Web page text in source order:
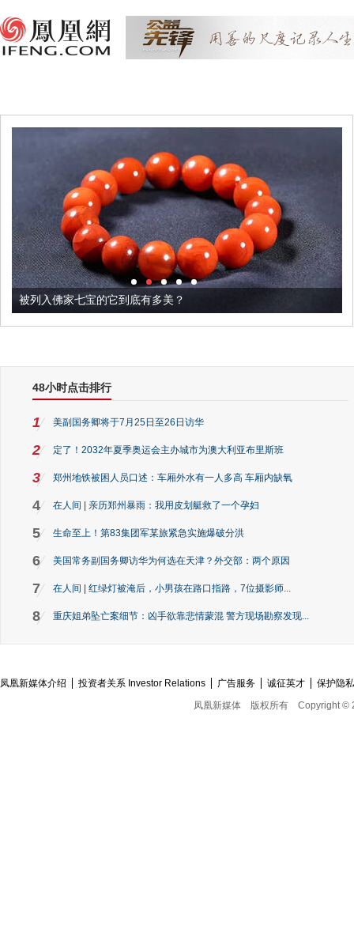
被列入佛家七宝的它到底有多美？
48小时点击排行
1 美副国务卿将于7月25日至26日访华
2 定了！2032年夏季奥运会主办城市为澳大利亚布里斯班
3 郑州地铁被困人员口述：车厢外水有一人多高 车厢内缺氧
4 在人间 | 亲历郑州暴雨：我用皮划艇救了一个孕妇
5 生命至上！第83集团军某旅紧急实施爆破分洪
6 美国常务副国务卿访华为何选在天津？外交部：两个原因
7 在人间 | 红绿灯被淹后，小男孩在路口指路，7位摄影师...
8 重庆姐弟坠亡案细节：凶手欲靠悲情蒙混 警方现场勘察发现...
凤凰新媒体介绍 投资者关系 Investor Relations 广告服务 诚征英才
保护隐
凤凰新媒体
版权所有 Copyright ©